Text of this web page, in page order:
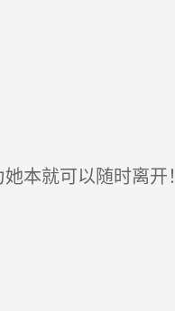
本就可以随时离开！